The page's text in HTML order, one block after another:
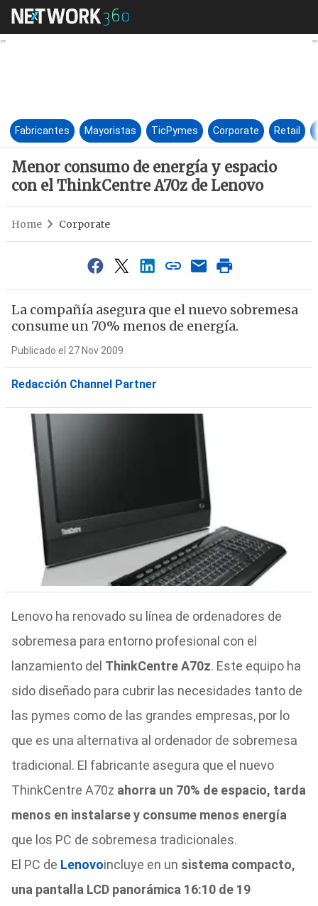
Menor consumo de energía y
Fabricantes Mayoristas TicPymes Corporate Retail
Menor consumo de energía y espacio
con el ThinkCentre A70z de Lenovo
Home Corporate
La compañía asegura que el nuevo sobremesa
consume un 70% menos de energía.
Publicado el 27 Nov 2009
Redacción Channel Partner
Lenovo ha renovado su línea de ordenadores de
sobremesa para entorno profesional con el
lanzamiento del ThinkCentre A70z. Este equipo ha
sido diseñado para cubrir las necesidades tanto de
las pymes como de las grandes empresas, por lo
que es una alternativa al ordenador de sobremesa
tradicional. El fabricante asegura que el nuevo
ThinkCentre A70z ahorra un 70% de espacio, tarda
menos en instalarse y consume menos energía
que los PC de sobremesa tradicionales.
El PC de Lenovoincluye en un sistema compacto,
una pantalla LCD panorámica 16:10 de 19